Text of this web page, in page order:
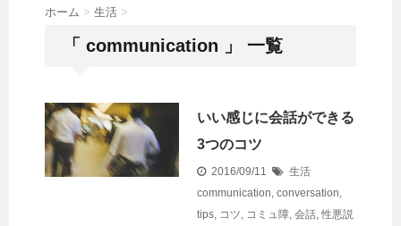
ホーム > 生活 >
「 communication 」 一覧
いい感じに会話ができる
3つのコツ
2016/09/11
生活
communication, conversation,
tips, コツ, コミュ障, 会話, 性悪説